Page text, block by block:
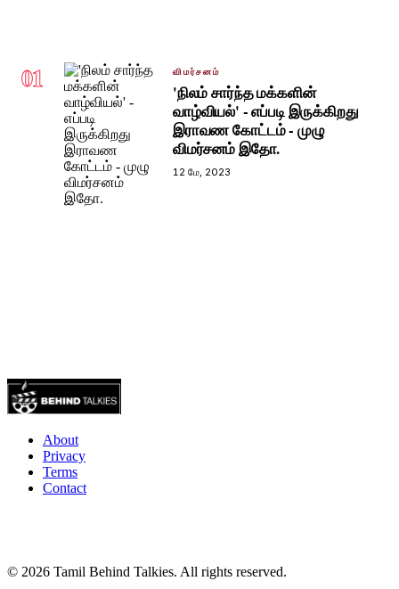
01 விமர்சனம்
'நிலம் சார்ந்த மக்களின்
வாழ்வியல்' - எப்படி இருக்கிறது
இராவண கோட்டம் - முழு
விமர்சனம் இதோ.
12 மே, 2023
About
Privacy
Terms
Contact
© 2026 Tamil Behind Talkies. All rights reserved.